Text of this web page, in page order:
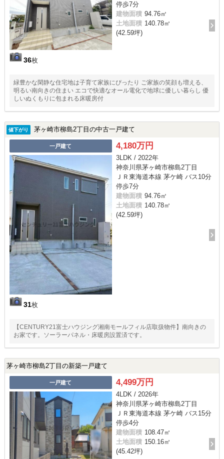
36枚
停歩7分
建物面積 94.76㎡
土地面積 140.78㎡
(42.59坪)
緑豊かな閑静な住宅地は子育て家族にぴったり ご家族の笑顔も増える、
明るい南向きの住まい エコで快適なオール電化で地球に優しい暮らし 優
しいぬくもりに包まれる床暖房付
値下がり 茅ヶ崎市柳島2丁目の中古一戸建て
一戸建て
31枚
4,180万円
3LDK / 2022年
神奈川県茅ヶ崎市柳島2丁目
ＪＲ東海道本線 茅ケ崎 バス10分
停歩7分
建物面積 94.76㎡
土地面積 140.78㎡
(42.59坪)
【CENTURY21富士ハウジング湘南モールフィル店取扱物件】南向きの
お家です。ソーラーパネル・床暖房設置済です。
茅ヶ崎市柳島2丁目の新築一戸建て
一戸建て 4,499万円
4LDK / 2026年
神奈川県茅ヶ崎市柳島2丁目
ＪＲ東海道本線 茅ケ崎 バス15分
停歩4分
建物面積 108.47㎡
土地面積 150.16㎡
(45.42坪)